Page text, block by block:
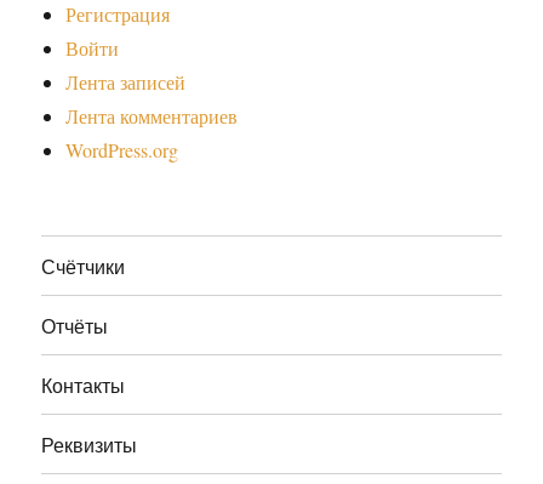
Регистрация
Войти
Лента записей
Лента комментариев
WordPress.org
Счётчики
Отчёты
Контакты
Реквизиты